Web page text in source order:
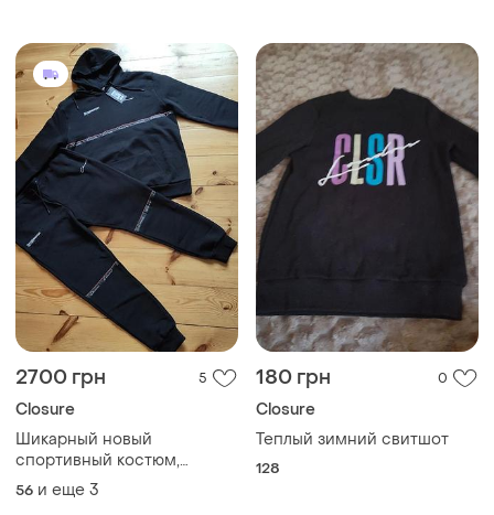
2700 грн 5
Closure
Шикарный новый
спортивный костюм,
большой размер. англия.
56 и еще 3
180 грн 0
Closure
Теплый зимний свитшот
128